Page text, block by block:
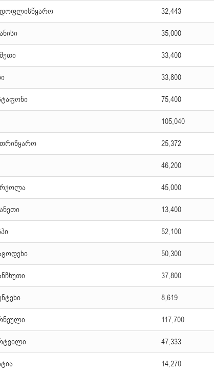
32,443
35,000
33,400
33,800
75,400
105,040
25,372
46,200
45,000
13,400
52,100
50,300
37,800
8,619
117,700
47,333
14,270